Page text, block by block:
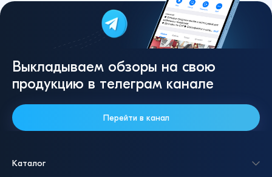
Выкладываем обзоры на свою
продукцию в телеграм канале
Перейти в канал
Каталог